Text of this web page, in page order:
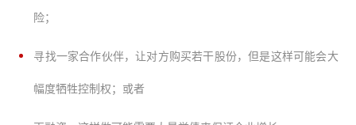
险；
寻找一家合作伙伴，让对方购买若干股份，但是这样可能会大
幅度牺牲控制权；或者